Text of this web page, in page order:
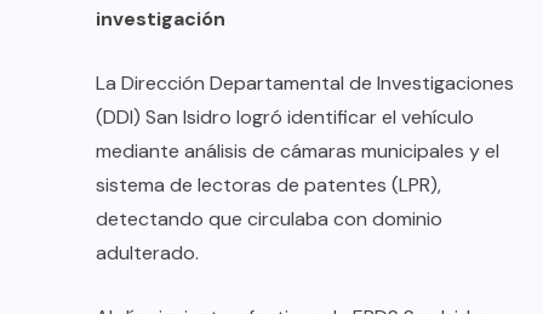
investigación
La Dirección Departamental de Investigaciones
(DDI) San Isidro logró identificar el vehículo
mediante análisis de cámaras municipales y el
sistema de lectoras de patentes (LPR),
detectando que circulaba con dominio
adulterado.